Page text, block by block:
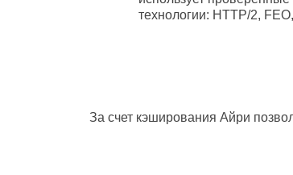
технологии: HTTP/2,
За счет кэширования Айри